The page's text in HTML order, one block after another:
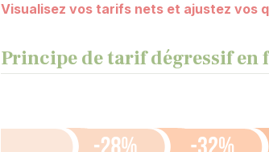
Visualisez vos tarifs nets et ajustez vos
Principe de tarif dégressif en